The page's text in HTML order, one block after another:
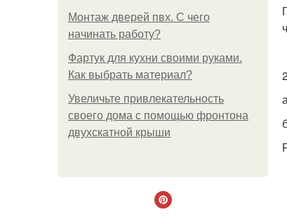
Монтаж дверей пвх. С чего
начинать работу?
Фартук для кухни своими руками.
Как выбрать материал?
Увеличьте привлекательность
своего дома с помощью фронтона
двухскатной крыши